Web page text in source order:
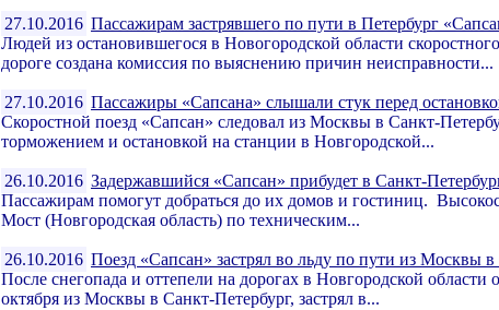
27.10.2016 Пассажирам застрявшего по пути в Петербург
Людей из остановившегося в Новогородской области
дороге создана комиссия по выяснению причин неисправности...
27.10.2016 Пассажиры «Сапсана» слышали стук перед
Скоростной поезд «Сапсан» следовал из Москвы в Санкт-
торможением и остановкой на станции в Новгородской...
26.10.2016 Задержавшийся «Сапсан» прибудет в Санкт-
Пассажирам помогут добраться до их домов и гостиниц.
Мост (Новгородская область) по техническим...
26.10.2016 Поезд «Сапсан» застрял во льду по пути из Москвы
После снегопада и оттепели на дорогах в Новгородской
октября из Москвы в Санкт-Петербург, застрял в...